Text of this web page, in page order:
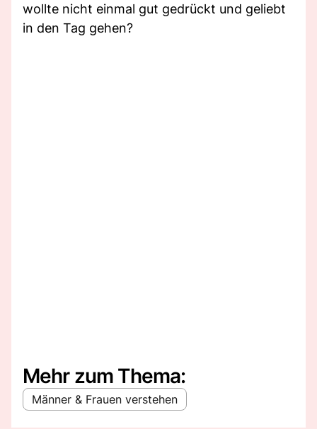
wollte nicht einmal gut gedrückt und geliebt
in den Tag gehen?
Mehr zum Thema:
Männer & Frauen verstehen